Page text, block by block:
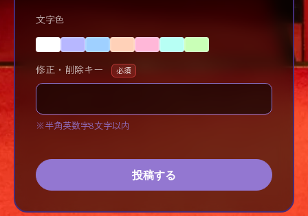
文字色
修正・削除キー 必須
※半角英数字8文字以内
投稿する